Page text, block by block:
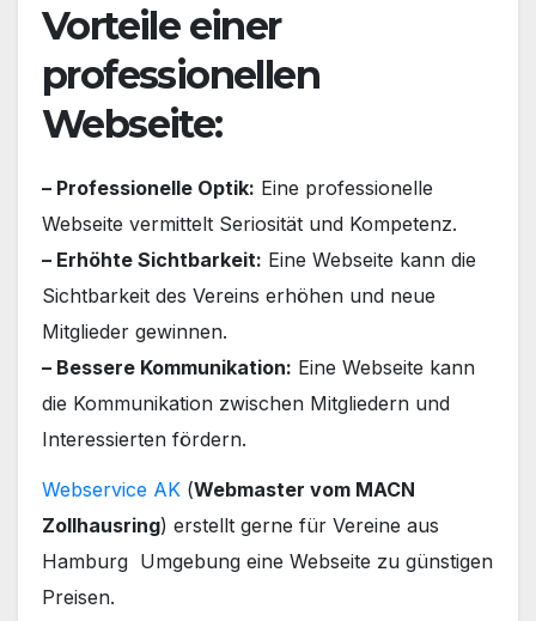
Vorteile einer
professionellen
Webseite:
– Professionelle Optik: Eine professionelle
Webseite vermittelt Seriosität und Kompetenz.
– Erhöhte Sichtbarkeit: Eine Webseite kann die
Sichtbarkeit des Vereins erhöhen und neue
Mitglieder gewinnen.
– Bessere Kommunikation: Eine Webseite kann
die Kommunikation zwischen Mitgliedern und
Interessierten fördern.
Webservice AK (Webmaster vom MACN
Zollhausring) erstellt gerne für Vereine aus
Hamburg Umgebung eine Webseite zu günstigen
Preisen.